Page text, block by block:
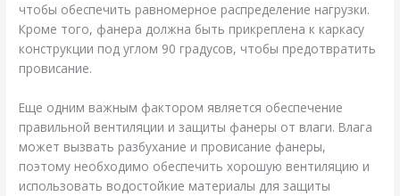
чтобы обеспечить равномерное распределение нагрузки.
Кроме того, фанера должна быть прикреплена к каркасу
конструкции под углом 90 градусов, чтобы предотвратить
провисание.
Еще одним важным фактором является обеспечение
правильной вентиляции и защиты фанеры от влаги. Влага
может вызвать разбухание и провисание фанеры,
поэтому необходимо обеспечить хорошую вентиляцию и
использовать водостойкие материалы для защиты